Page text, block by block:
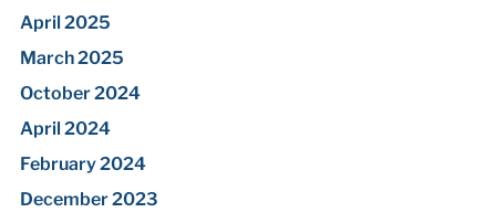
April 2025
March 2025
October 2024
April 2024
February 2024
December 2023